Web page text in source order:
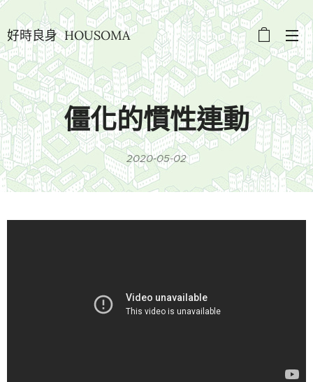
好時良身 HOUSOMA
僵化的慣性連動
2020-05-02